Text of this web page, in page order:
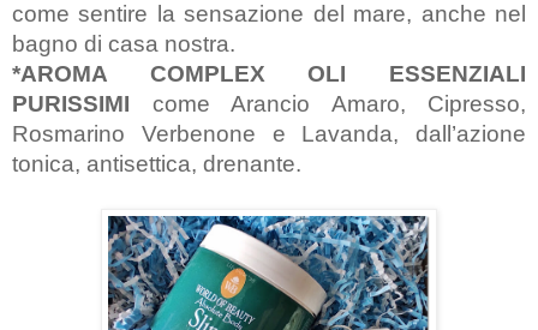
come sentire la sensazione del mare, anche nel
bagno di casa nostra.
*AROMA COMPLEX OLI ESSENZIALI
PURISSIMI come Arancio Amaro, Cipresso,
Rosmarino Verbenone e Lavanda, dall’azione
tonica, antisettica, drenante.